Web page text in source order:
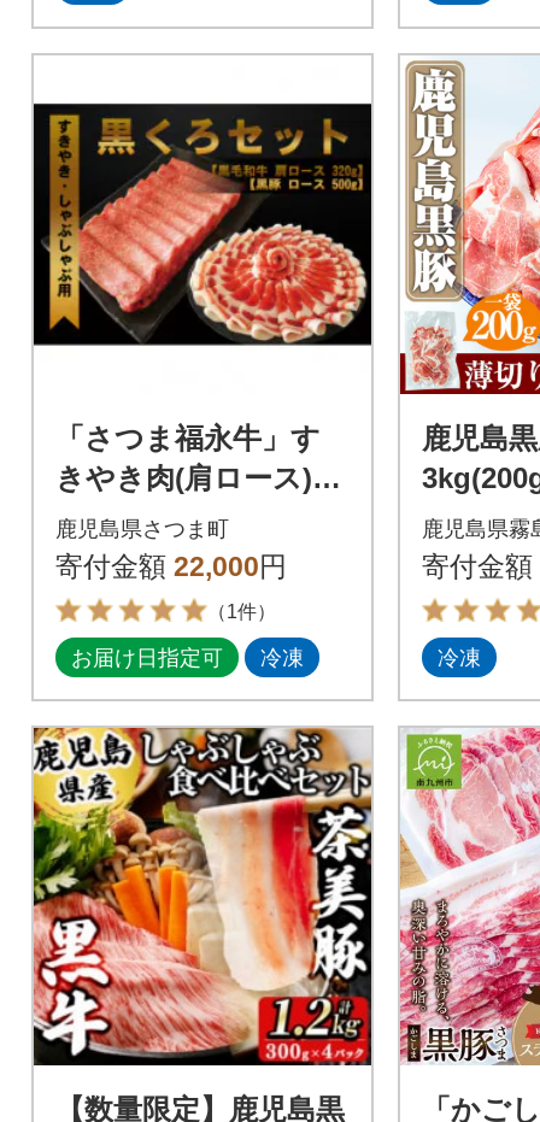
「さつま福永牛」す
きやき肉(肩ロース)32
0g & 黒豚(ローススラ
イス)500g
鹿児島県さつま町
寄付金額 22,000円
（1件）
お届け日指定可 冷凍
鹿児島
【米平
B-119
鹿児島県霧
寄付金額
冷凍
【数量限定】鹿児島黒
「かご